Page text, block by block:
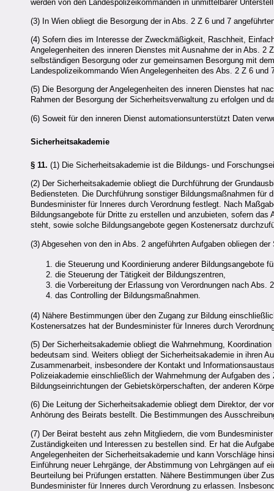
werden von den Landespolizeikommanden in unmittelbarer
(3) In Wien obliegt die Besorgung der in Abs. 2 Z 6 und 7
(4) Sofern dies im Interesse der Zweckmäßigkeit, Raschheit,
Angelegenheiten des inneren Dienstes mit Ausnahme der in Abs. 2
selbständigen Besorgung oder zur gemeinsamen Besorgung mit
Landespolizeikommando Wien Angelegenheiten des Abs. 2 Z 6
(5) Die Besorgung der Angelegenheiten des inneren Dienstes hat
Rahmen der Besorgung der Sicherheitsverwaltung zu erfolgen und
(6) Soweit für den inneren Dienst automationsunterstützt Daten
Sicherheitsakademie
§ 11. (1) Die Sicherheitsakademie ist die Bildungs- und
(2) Der Sicherheitsakademie obliegt die Durchführung der
Bediensteten. Die Durchführung sonstiger Bildungsmaßnahmen
Bundesminister für Inneres durch Verordnung festlegt. Nach
Bildungsangebote für Dritte zu erstellen und anzubieten, sofern
steht, sowie solche Bildungsangebote gegen Kostenersatz
(3) Abgesehen von den in Abs. 2 angeführten Aufgaben obliegen
die Steuerung und Koordinierung anderer Bildungsangebote
die Steuerung der Tätigkeit der Bildungszentren,
die Vorbereitung der Erlassung von Verordnungen nach Abs.
das Controlling der Bildungsmaßnahmen.
(4) Nähere Bestimmungen über den Zugang zur Bildung
Kostenersatzes hat der Bundesminister für Inneres durch
(5) Der Sicherheitsakademie obliegt die Wahrnehmung,
bedeutsam sind. Weiters obliegt der Sicherheitsakademie in ihren
Zusammenarbeit, insbesondere der Kontakt und
Polizeiakademie einschließlich der Wahrnehmung der Aufgaben
Bildungseinrichtungen der Gebietskörperschaften, der anderen
(6) Die Leitung der Sicherheitsakademie obliegt dem Direktor, der
Anhörung des Beirats bestellt. Die Bestimmungen des
(7) Der Beirat besteht aus zehn Mitgliedern, die vom
Zuständigkeiten und Interessen zu bestellen sind. Er hat die
Angelegenheiten der Sicherheitsakademie und kann Vorschläge
Einführung neuer Lehrgänge, der Abstimmung von Lehrgängen auf
Beurteilung bei Prüfungen erstatten. Nähere Bestimmungen über
Bundesminister für Inneres durch Verordnung zu erlassen.